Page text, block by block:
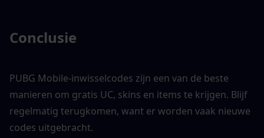
Conclusie
PUBG Mobile-inwisselcodes zijn een van de beste
manieren om gratis UC, skins en items te krijgen. Blijf
regelmatig terugkomen, want er worden vaak nieuwe
codes uitgebracht.